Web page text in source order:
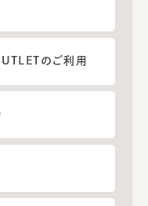
のご利用